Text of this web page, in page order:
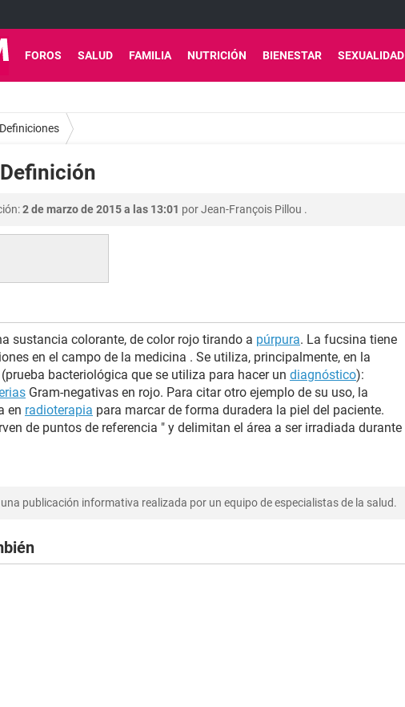
FOROS SALUD FAMILIA NUTRICIÓN BIENESTAR SEXUALIDAD
Definiciones
2 de marzo de 2015 a las 13:01 porJean-François Pillou .
sustancia colorante, de color rojo tirando a púrpura. La fucsina tiene
en el campo de la medicina . Se utiliza, principalmente, en la
bacteriológica que se utiliza para hacer un diagnóstico):
Gram-negativas en rojo. Para citar otro ejemplo de su uso, la
en radioterapia para marcar de forma duradera la piel del paciente.
de puntos de referencia " y delimitan el área a ser irradiada durante
publicación informativa realizada por un equipo de especialistas de la salud.